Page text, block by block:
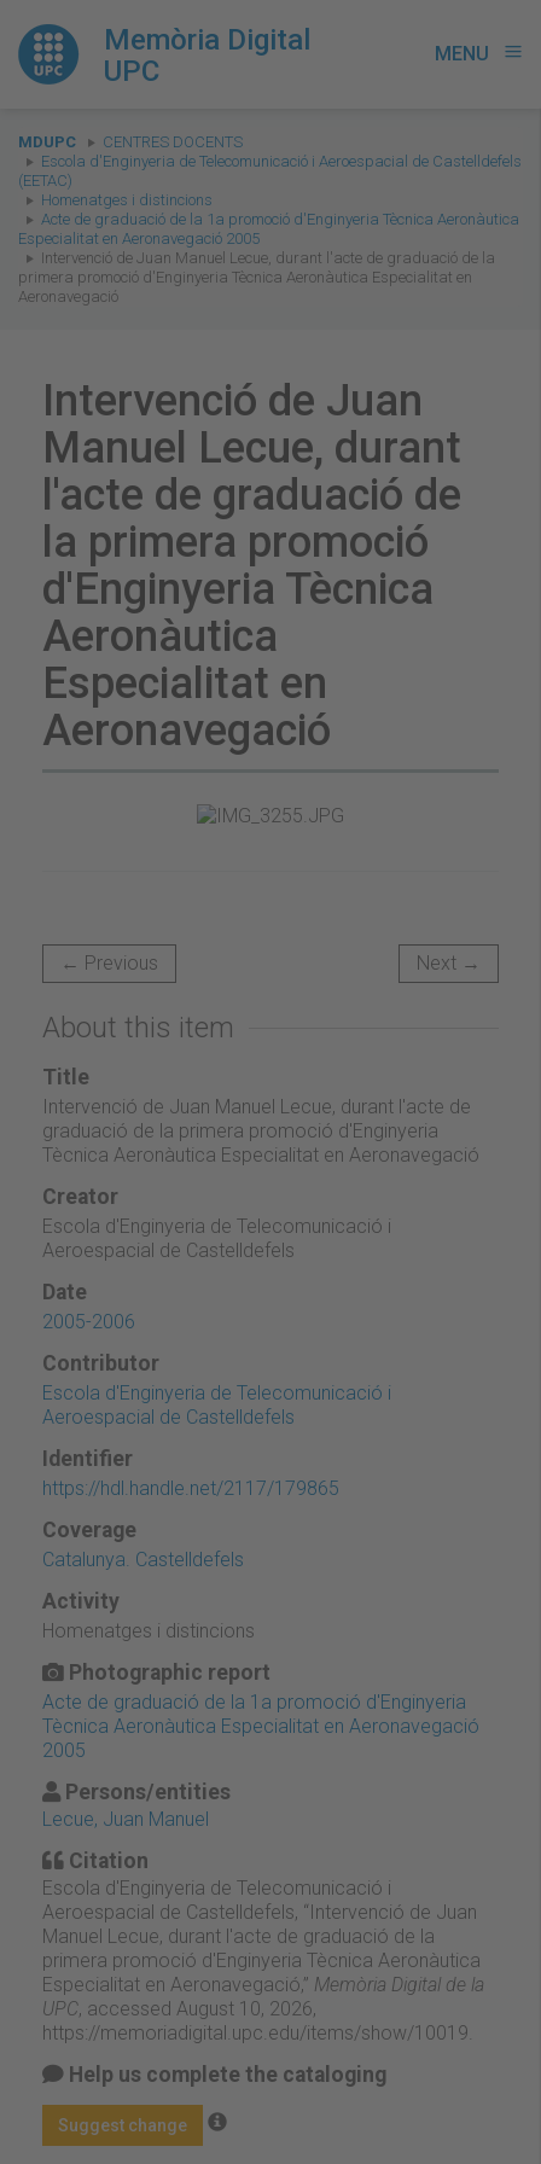
Memòria Digital
UPC
MENU menu
You
are
here:
MDUPC
CENTRES DOCENTS
Escola d'Enginyeria de Telecomunicació i Aeroespacial de Castelldefels
(EETAC)
Homenatges i distincions
Acte de graduació de la 1a promoció d'Enginyeria Tècnica Aeronàutica
Especialitat en Aeronavegació 2005
Intervenció de Juan Manuel Lecue, durant l'acte de graduació de la
primera promoció d'Enginyeria Tècnica Aeronàutica Especialitat en
Aeronavegació
Intervenció de Juan
Manuel Lecue, durant
l'acte de graduació de
la primera promoció
d'Enginyeria Tècnica
Aeronàutica
Especialitat en
Aeronavegació
← Previous Next →
About this item
Title
Intervenció de Juan Manuel Lecue, durant l'acte de
graduació de la primera promoció d'Enginyeria
Tècnica Aeronàutica Especialitat en Aeronavegació
Creator
Escola d'Enginyeria de Telecomunicació i
Aeroespacial de Castelldefels
Date
2005-2006
Contributor
Escola d'Enginyeria de Telecomunicació i
Aeroespacial de Castelldefels
Identifier
https://hdl.handle.net/2117/179865
Coverage
Catalunya. Castelldefels
Activity
Homenatges i distincions
Photographic report
Acte de graduació de la 1a promoció d'Enginyeria
Tècnica Aeronàutica Especialitat en Aeronavegació
2005
Persons/entities
Lecue, Juan Manuel
Citation
Escola d'Enginyeria de Telecomunicació i
Aeroespacial de Castelldefels, “Intervenció de Juan
Manuel Lecue, durant l'acte de graduació de la
primera promoció d'Enginyeria Tècnica Aeronàutica
Especialitat en Aeronavegació,” Memòria Digital de la
UPC, accessed August 10, 2026,
https://memoriadigital.upc.edu/items/show/10019
Help us complete the cataloging
Suggest change